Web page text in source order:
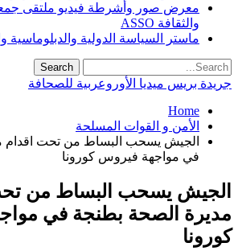
معرض صور وأشرطة فيديو ملتقى
والثقافة ASSO
ماستر السياسة الدولية والدبلوماسية
جريدة بريس ميديا الأوروعربية للصحافة
Home
الأمن و القوات المسلحة
الجيش يسحب البساط من تحت اقدام
في مواجهة فيروس كورونا
الجيش يسحب البساط من
مديرة الصحة بطنجة في
كورونا